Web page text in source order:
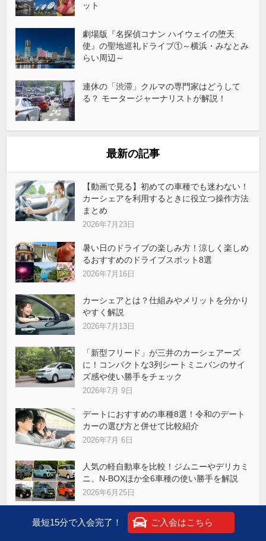
ット
劇場版『名探偵コナン ハイウェイの堕天
使』の聖地巡礼ドライブ①～横浜・みなとみ
らい周辺～
連休の「渋滞」クルマの専門家はどうして
る？ モータージャーナリストが解説！
最新の記事
【動画で見る】初めての車種でも迷わない！
カーシェアを利用するときに役立つ操作方法
まとめ
2026年7月23日
暑い日のドライブの楽しみ方！涼しく楽しめ
るおすすめのドライブスポット8選
2026年7月16日
カーシェアとは？仕組みやメリットを分かり
やすく解説
2026年7月13日
「新型フリード」が三井のカーシェアーズ
に！コンパクトな3列シートミニバンのサイ
ズ感や使い勝手をチェック
2026年7月 9日
デートにおすすめの車種8選！令和のデート
カーの選び方と併せて比較紹介
2026年7月 6日
人気の軽自動車を比較！ジムニーやデリカミ
ニ、N-BOXほか全6車種の使い勝手を解説
2026年6月25日
劇場版『名探偵コナン ハイウェイの堕天
使』の聖地巡礼ドライブ②～箱根周辺～
最短15分で入会完了！ ご入会はこちら